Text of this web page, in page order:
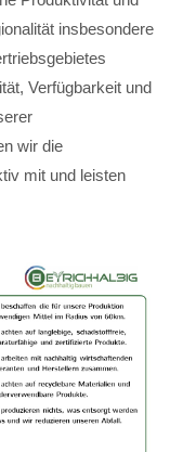
insbesondere
Verfügbarkeit und
wir die
mit und leisten